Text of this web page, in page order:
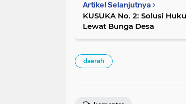
Artikel Selanjutnya
KUSUKA No. 2: Solusi
Lewat Bunga Desa
daerah